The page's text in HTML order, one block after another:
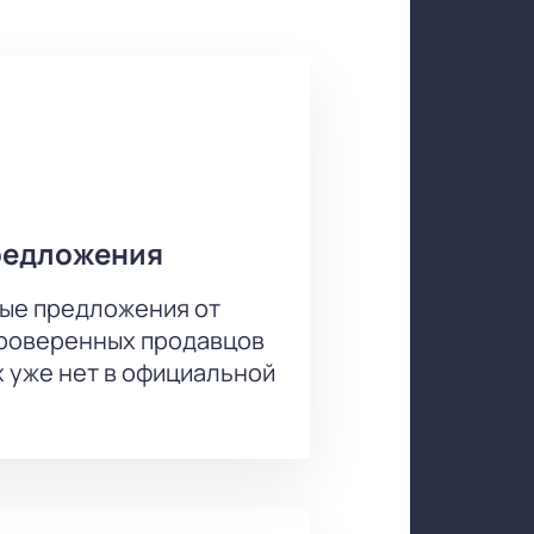
Петербурга, он славится
и комфортные залы
просто и удобно. Погрузитесь в
новое.
который останется в
предложения от
продавцов
нет в официальной